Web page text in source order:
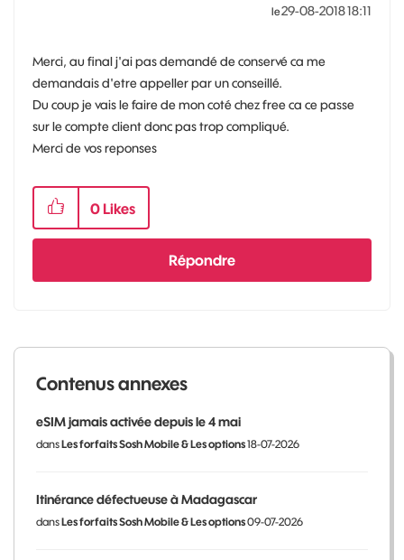
le‎29-08-201818:11
Merci, au final j'ai pas demandé de conservé ca me
demandais d'etre appeller par un conseillé.
Du coup je vais le faire de mon coté chez free ca ce passe
sur le compte client donc pas trop compliqué.
Merci de vos reponses
0 Likes
Répondre
Contenus annexes
eSIM jamais activée depuis le 4 mai
dansLes forfaits Sosh Mobile & Les options18-07-2026
Itinérance défectueuse à Madagascar
dansLes forfaits Sosh Mobile & Les options09-07-2026